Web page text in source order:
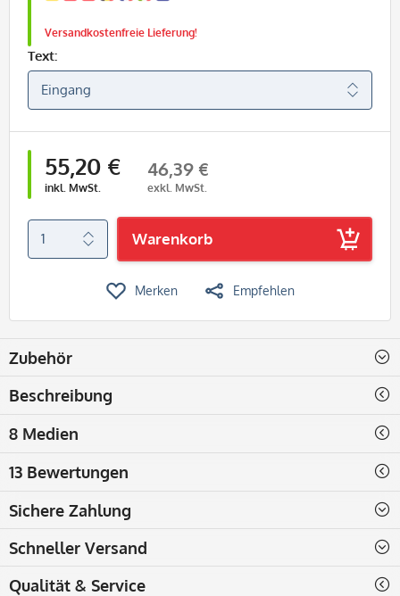
Versandkostenfreie Lieferung!
Text:
55,20 €
inkl. MwSt.
46,39 €
exkl. MwSt.
Warenkorb
Merken Empfehlen
Zubehör
Beschreibung
8 Medien
13 Bewertungen
Sichere Zahlung
Schneller Versand
Qualität & Service